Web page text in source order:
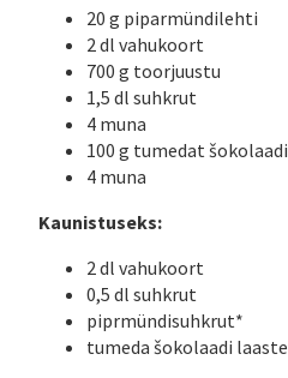
20 g piparmündilehti
2 dl vahukoort
700 g toorjuustu
1,5 dl suhkrut
4 muna
100 g tumedat šokolaadi
4 muna
Kaunistuseks:
2 dl vahukoort
0,5 dl suhkrut
piprmündisuhkrut*
tumeda šokolaadi laaste